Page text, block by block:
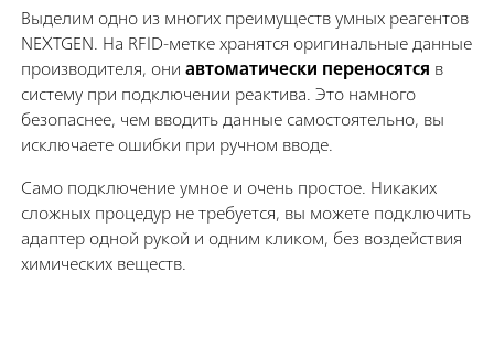
Выделим одно из многих преимуществ умных реагентов
NEXTGEN. На RFID-метке хранятся оригинальные данные
производителя, ониавтоматически переносятся в
систему при подключении реактива. Это намного
безопаснее, чем вводить данные самостоятельно, вы
исключаете ошибки при ручном вводе.
Само подключение умное и очень простое. Никаких
сложных процедур не требуется, вы можете подключить
адаптер одной рукой и одним кликом, без воздействия
химических веществ.